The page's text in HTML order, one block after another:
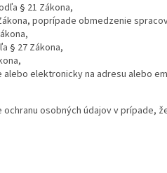
§ 21 Zákona,
poprípade obmedzenie
§ 27 Zákona,
elektronicky na adresu alebo
osobných údajov v prípade,